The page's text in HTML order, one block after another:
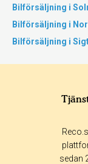
Bilförsäljning i
Bilförsäljning i
Bilförsäljning i
sedan